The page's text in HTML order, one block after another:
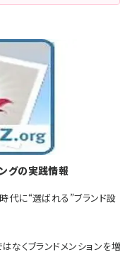
グの実践情報
代に“選ばれる”ブランド設
なくブランドメンションを増